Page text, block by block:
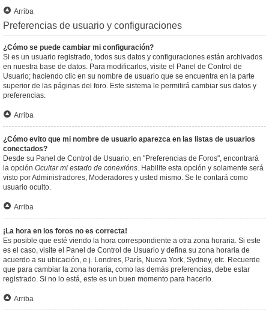
Arriba
Preferencias de usuario y configuraciones
¿Cómo se puede cambiar mi configuración?
Si es un usuario registrado, todos sus datos y configuraciones están archivados
en nuestra base de datos. Para modificarlos, visite el Panel de Control de
Usuario; haciendo clic en su nombre de usuario que se encuentra en la parte
superior de las páginas del foro. Este sistema le permitirá cambiar sus datos y
preferencias.
Arriba
¿Cómo evito que mi nombre de usuario aparezca en las listas de usuarios
conectados?
Desde su Panel de Control de Usuario, en "Preferencias de Foros", encontrará
la opción Ocultar mi estado de conexións. Habilite esta opción y solamente será
visto por Administradores, Moderadores y usted mismo. Se le contará como
usuario oculto.
Arriba
¡La hora en los foros no es correcta!
Es posible que esté viendo la hora correspondiente a otra zona horaria. Si este
es el caso, visite el Panel de Control de Usuario y defina su zona horaria de
acuerdo a su ubicación, e.j. Londres, París, Nueva York, Sydney, etc. Recuerde
que para cambiar la zona horaria, como las demás preferencias, debe estar
registrado. Si no lo está, este es un buen momento para hacerlo.
Arriba